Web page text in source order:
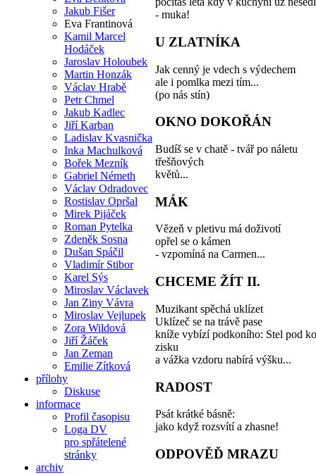
Jakub Fišer
Eva Frantinová
Kamil Marcel
Hodáček
Jaroslav Holoubek
Martin Honzák
Václav Hrabě
Petr Chmel
Jakub Kadlec
Jiří Karban
Ladislav Kvasnička
Inka Machulková
Bořek Mezník
Gabriel Németh
Václav Odradovec
Rostislav Opršal
Mirek Pijáček
Roman Pytelka
Zdeněk Sosna
Dušan Spáčil
Vladimír Stibor
Karel Sýs
Miroslav Václavek
Jan Ziny Vávra
Miroslav Vejlupek
Zora Wildová
Jiří Žáček
Jan Zeman
Emilie Zítková
přílohy
Diskuse
informace
Profil časopisu
Loga DV
pro spřátelené
stránky
archiv
- muka!
U ZLATNÍKA
Jak cenný je vdech s výdechem
ale i pomlka mezi tím...
(po nás stín)
OKNO DOKOŘÁN
Budíš se v chatě - tvář po náletu
třešňových
květů...
MÁK
Vězeň v pletivu má doživotí
opřel se o kámen
- vzpomíná na Carmen...
CHCEME ŽÍT II.
Muzikant spěchá uklízet
Uklízeč se na trávě pase
kníže vybízí podkoního: Stel pod
zisku
a vážka vzdoru nabírá výšku...
RADOST
Psát krátké básně:
jako když rozsvítí a zhasne!
ODPOVĚĎ MRAZU